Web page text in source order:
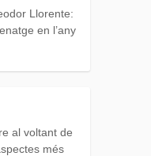
Llorente:
en l’any
al voltant de
més